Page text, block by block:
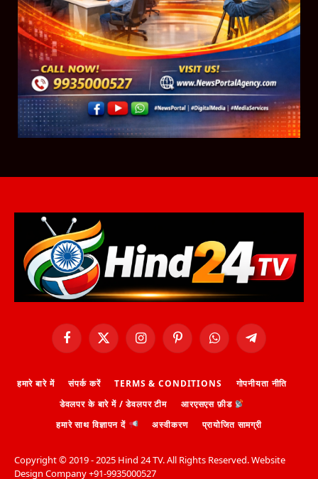
FacebookX
(Twitter)
InstagramPinterestWhatsAppTelegram
हमारे बारे में संपर्क करें TERMS & CONDITIONS
गोपनीयता नीति
डेवलपर के बारे में / डेवलपर टीम
आरएसएस फ़ीड
हमारे साथ विज्ञापन दें
अस्वीकरण प्रायोजित सामग्री
Copyright ©️ 2019 - 2025 Hind 24 TV. All Rights Reserved. Website
Design Company +91-9935000527